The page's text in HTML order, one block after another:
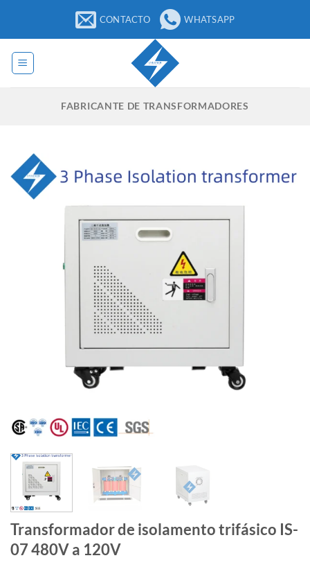
o
conteúdo
CONTACTO WHATSAPP
FABRICANTE DE TRANSFORMADORES
Transformador de isolamento trifásico IS-
07 480V a 120V